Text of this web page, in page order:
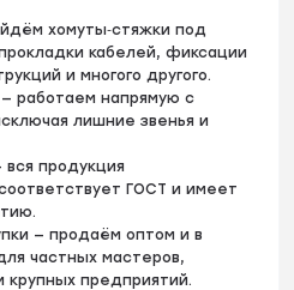
хомуты‑стяжки под
кабелей, фиксации
и многого другого.
работаем напрямую с
лишние звенья и
вся продукция
ГОСТ и имеет
— продаём оптом и в
частных мастеров,
крупных предприятий.